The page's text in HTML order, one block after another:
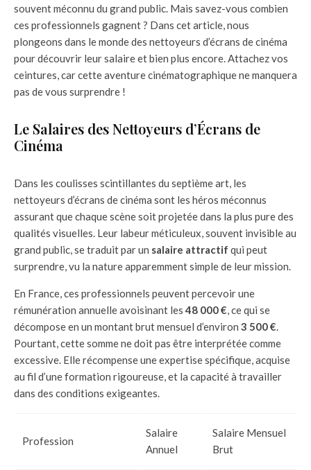
souvent méconnu du grand public. Mais savez-vous combien
ces professionnels gagnent ? Dans cet article, nous
plongeons dans le monde des nettoyeurs d’écrans de cinéma
pour découvrir leur salaire et bien plus encore. Attachez vos
ceintures, car cette aventure cinématographique ne manquera
pas de vous surprendre !
Le Salaires des Nettoyeurs d’Écrans de
Cinéma
Dans les coulisses scintillantes du septième art, les
nettoyeurs d’écrans de cinéma sont les héros méconnus
assurant que chaque scène soit projetée dans la plus pure des
qualités visuelles. Leur labeur méticuleux, souvent invisible au
grand public, se traduit par un salaire attractif qui peut
surprendre, vu la nature apparemment simple de leur mission.
En France, ces professionnels peuvent percevoir une
rémunération annuelle avoisinant les48 000 €, ce qui se
décompose en un montant brut mensuel d’environ 3 500 €.
Pourtant, cette somme ne doit pas être interprétée comme
excessive. Elle récompense une expertise spécifique, acquise
au fil d’une formation rigoureuse, et la capacité à travailler
dans des conditions exigeantes.
Profession
Salaire
Annuel
Salaire Mensuel
Brut